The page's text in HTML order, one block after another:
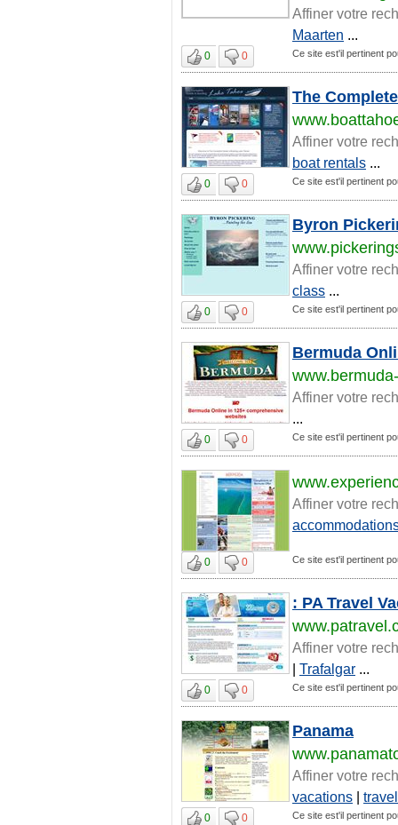
Affiner votre
Maarten ...
0 0 Ce site est'il pertinent
The
Affiner votre
boat rentals ...
0 0 Ce site est'il pertinent
Byron
Affiner votre
class ...
0 0 Ce site est'il pertinent
Bermuda
Affiner votre
...
0 0 Ce site est'il pertinent
Affiner votre
0 0 Ce site est'il pertinent
: PA Travel
Affiner votre
| Trafalgar ...
0 0 Ce site est'il pertinent
Panama
Affiner votre
vacations | travel
0 0 Ce site est'il pertinent